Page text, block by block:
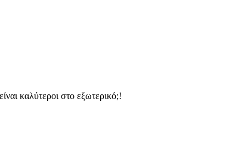
καλύτεροι στο εξωτερικό;!